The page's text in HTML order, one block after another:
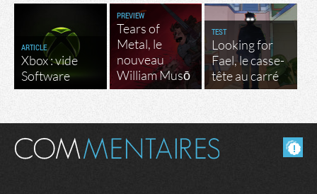
ARTICLE
Xbox : vide
Software
PREVIEW
Tears of
Metal, le
nouveau
William Musō
TEST
Looking for
Fael, le casse-
tête au carré
Masquer les commentaires lus.